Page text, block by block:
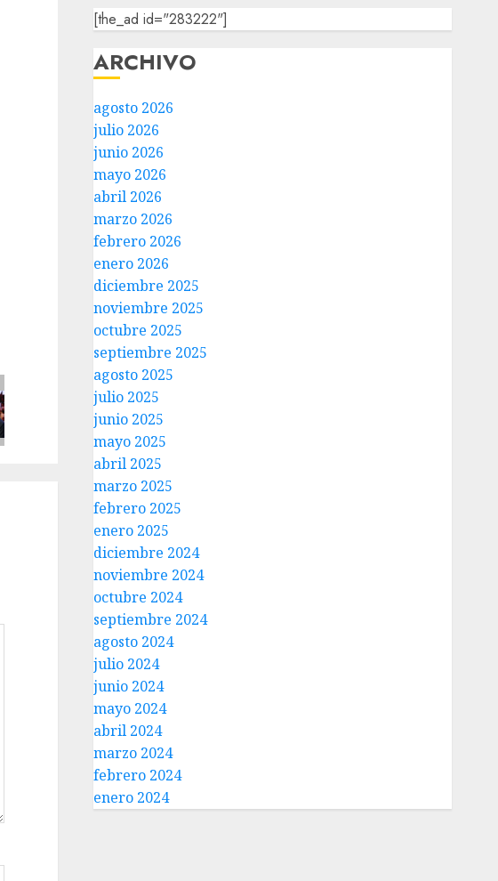
[the_ad id="283222"]
ARCHIVO
agosto 2026
julio 2026
junio 2026
mayo 2026
abril 2026
marzo 2026
febrero 2026
enero 2026
diciembre 2025
noviembre 2025
octubre 2025
septiembre 2025
agosto 2025
julio 2025
junio 2025
mayo 2025
abril 2025
marzo 2025
febrero 2025
enero 2025
diciembre 2024
noviembre 2024
octubre 2024
septiembre 2024
agosto 2024
julio 2024
junio 2024
mayo 2024
abril 2024
marzo 2024
febrero 2024
enero 2024